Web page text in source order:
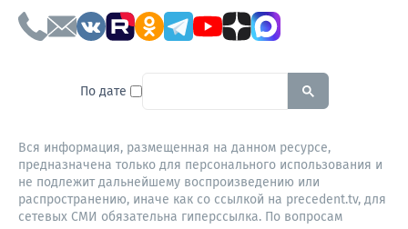
По дате To search this site, enter a
Вся информация, размещенная на данном ресурсе,
предназначена только для персонального использования и
не подлежит дальнейшему воспроизведению или
распространению, иначе как со ссылкой на precedent.tv, для
сетевых СМИ обязательна гиперссылка. По вопросам